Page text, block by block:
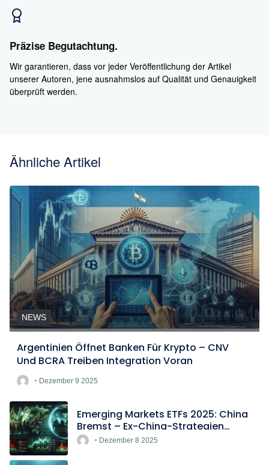
Präzise Begutachtung.
Wir garantieren, dass vor jeder Veröffentlichung der Artikel
unserer Autoren, jene ausnahmslos auf Qualität und Genauigkeit
überprüft werden.
Ähnliche Artikel
NEWS
Argentinien Öffnet Banken Für Krypto – CNV
Und BCRA Treiben Integration Voran
Dezember 9 2025
Emerging Markets ETFs 2025: China
Bremst – Ex-China-Strategien
BoomenDezember 8 2025